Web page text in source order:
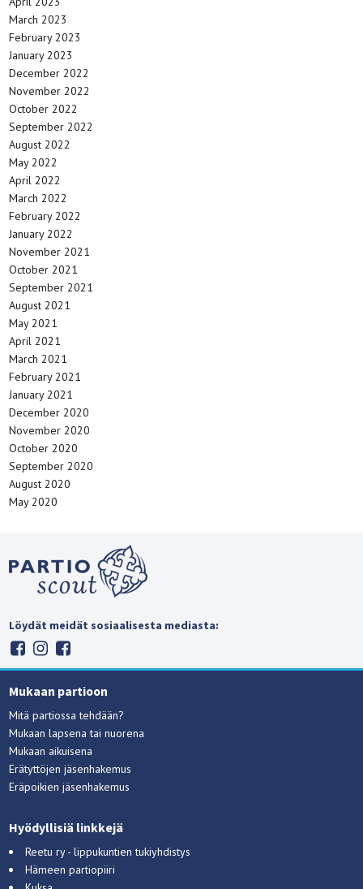
March 2023
February 2023
January 2023
December 2022
November 2022
October 2022
September 2022
August 2022
May 2022
April 2022
March 2022
February 2022
January 2022
November 2021
October 2021
September 2021
August 2021
May 2021
April 2021
March 2021
February 2021
January 2021
December 2020
November 2020
October 2020
September 2020
August 2020
May 2020
Löydät meidät sosiaalisesta mediasta:
Mukaan partioon
Mitä partiossa tehdään?
Mukaan lapsena tai nuorena
Mukaan aikuisena
Erätyttöjen jäsenhakemus
Eräpoikien jäsenhakemus
Hyödyllisiä linkkejä
Reetu ry - lippukuntien tukiyhdistys
Hämeen partiopiiri